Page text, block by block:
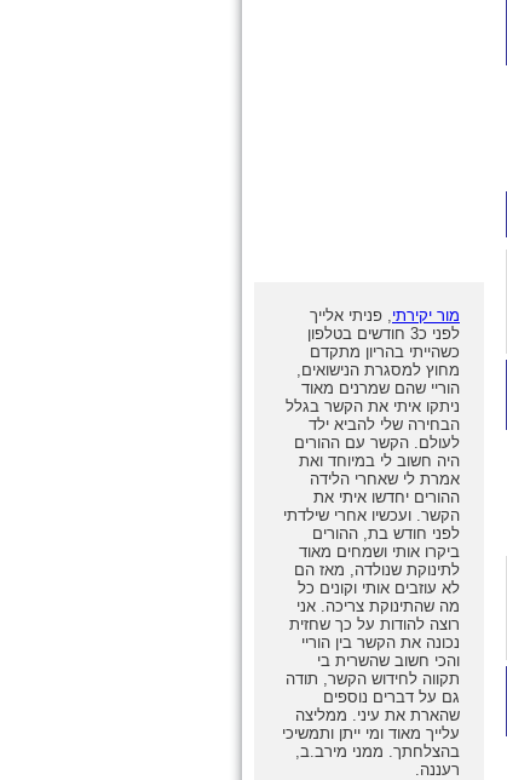
מור יקירתי, פניתי אלייך
לפני כ3 חודשים בטלפון
כשהייתי בהריון מתקדם
מחוץ למסגרת הנישואים,
הוריי שהם שמרנים מאוד
ניתקו איתי את הקשר בגלל
הבחירה שלי להביא ילד
לעולם. הקשר עם ההורים
היה חשוב לי במיוחד ואת
אמרת לי שאחרי הלידה
ההורים יחדשו איתי את
הקשר. ועכשיו אחרי שילדתי
לפני חודש בת, ההורים
ביקרו אותי ושמחים מאוד
לתינוקת שנולדה, מאז הם
לא עוזבים אותי וקונים כל
מה שהתינוקת צריכה. אני
רוצה להודות על כך שחזית
נכונה את הקשר בין הוריי
והכי חשוב שהשרית בי
תקווה לחידוש הקשר, תודה
גם על דברים נוספים
שהארת את עיני. ממליצה
עלייך מאוד ומי ייתן ותמשיכי
בהצלחתך. ממני מירב.ב,
רעננה.